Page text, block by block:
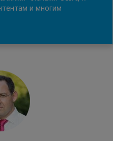
и многим